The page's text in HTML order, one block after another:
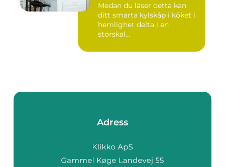
Medan du läser detta kan
ditt smarta kylskåp i köket i
hemlighet delta i en
storskal...
Adress